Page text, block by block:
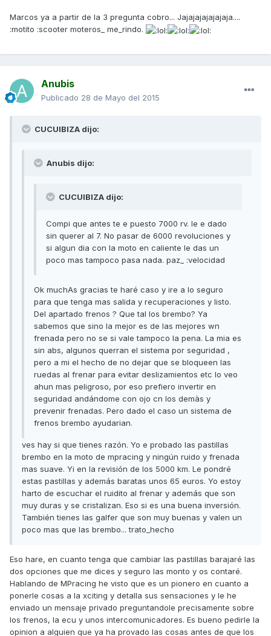
Marcos ya a partir de la 3 pregunta cobro... Jajajajajajajaja....
:motito :scooter moteros_ me_rindo.
Anubis
Publicado 28 de Mayo del 2015
CUCUIBIZA dijo:
Anubis dijo:
CUCUIBIZA dijo:
Compi que antes te e puesto 7000 rv. le e dado
sin querer al 7. No pasar de 6000 revoluciones y
si algun dia con la moto en caliente le das un
poco mas tampoco pasa nada. paz_ :velocidad
Ok muchAs gracias te haré caso y ire a lo seguro
para que tenga mas salida y recuperaciones y listo.
Del apartado frenos ? Que tal los brembo? Ya
sabemos que sino la mejor es de las mejores wn
frenada pero no se si vale tampoco la pena. La mia es
sin abs, algunos querran el sistema por seguridad ,
pero a mi el hecho de no dejar que se bloqueen las
ruedas al frenar para evitar deslizamientos etc lo veo
ahun mas peligroso, por eso prefiero invertir en
seguridad andándome con ojo cn los demàs y
prevenir frenadas. Pero dado el caso un sistema de
frenos brembo ayudarian.
ves hay si que tienes razón. Yo e probado las pastillas
brembo en la moto de mpracing y ningún ruido y frenada
mas suave. Yi en la revisión de los 5000 km. Le pondré
estas pastillas y además baratas unos 65 euros. Yo estoy
harto de escuchar el ruidito al frenar y además que son
muy duras y se cristalizan. Eso si es una buena inversión.
También tienes las galfer que son muy buenas y valen un
poco mas que las brembo... trato_hecho
Eso hare, en cuanto tenga que cambiar las pastillas barajaré las
dos opciones que me dices y seguro las monto y os contaré.
Hablando de MPracing he visto que es un pionero en cuanto a
ponerle cosas a la xciting y detalla sus sensaciones y le he
enviado un mensaje privado preguntandole precisamente sobre
los frenos, la ecu y unos intercomunicadores. Es bueno pedirle la
opinion a alguien que ya ha provado las cosas antes de que los